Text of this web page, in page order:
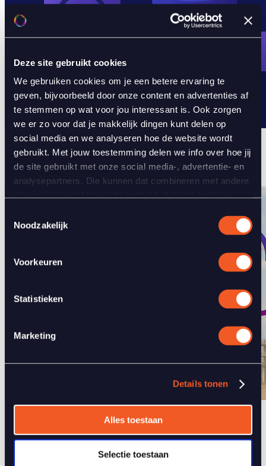
Deze site gebruikt cookies
We gebruiken cookies om je een betere ervaring te
geven, bijvoorbeeld door onze content en advertenties af
te stemmen op wat voor jou interessant is. Ook zorgen
we er zo voor dat je makkelijk dingen kunt delen op
social media en we analyseren hoe de website wordt
gebruikt. Met jouw toestemming delen we info over hoe jij
de site gebruikt met onze social media-, advertentie- en
analysepartners. Die kunnen dat combineren met andere
kiezen welke cookies je toestaat.
Noodzakelijk
Voorkeuren
Statistieken
Marketing
Details tonen
Alles toestaan
Selectie toestaan
Best Practice: Welke database kies jij?
27 juni 2025
Hoe bouw je een schaalbare IoT-oplossing zonder
processen te verstoren?